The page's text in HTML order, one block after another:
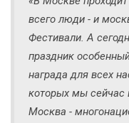
всего люди - и
Фестивали. А
праздник
награда для всех
которых мы
Москва -